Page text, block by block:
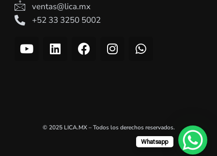
ventas@lica.mx
+52 33 3250 5002
Y
o
L
i
n
F
a
k
I
n
a
W
h
p
© 2025 LICA.MX – Todos los derechos reservados.
Whatsapp